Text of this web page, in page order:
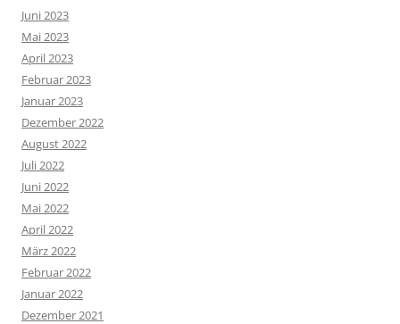
Juni 2023
Mai 2023
April 2023
Februar 2023
Januar 2023
Dezember 2022
August 2022
Juli 2022
Juni 2022
Mai 2022
April 2022
März 2022
Februar 2022
Januar 2022
Dezember 2021